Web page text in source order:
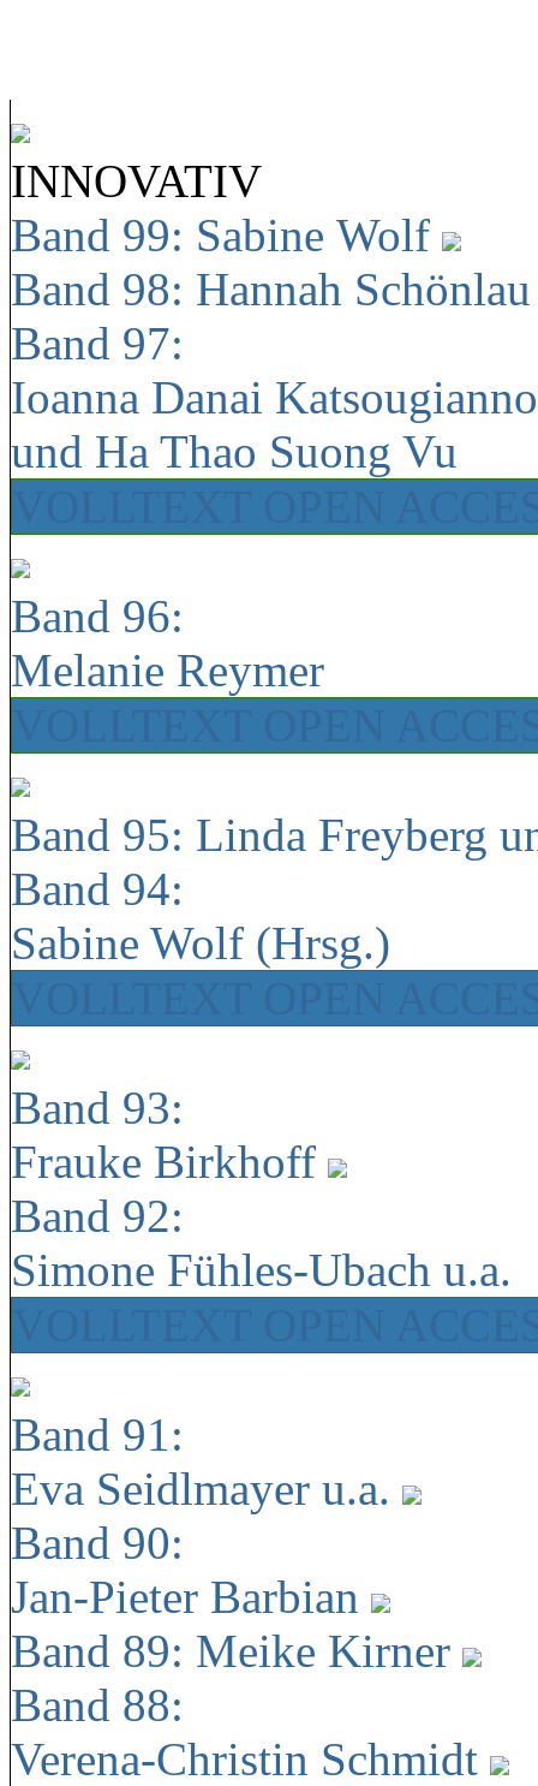
INNOVATIV
Band 99: Sabine Wolf
Band 98: Hannah
Band 97:
Ioanna Danai
und Ha Thao Suong Vu
Band 96:
Melanie Reymer
Band 95: Linda Freyberg
Band 94:
Sabine Wolf (Hrsg.)
Band 93:
Frauke Birkhoff
Band 92:
Simone Fühles-Ubach u.a.
Band 91:
Eva Seidlmayer u.a.
Band 90:
Jan-Pieter Barbian
Band 89: Meike Kirner
Band 88:
Verena-Christin Schmidt